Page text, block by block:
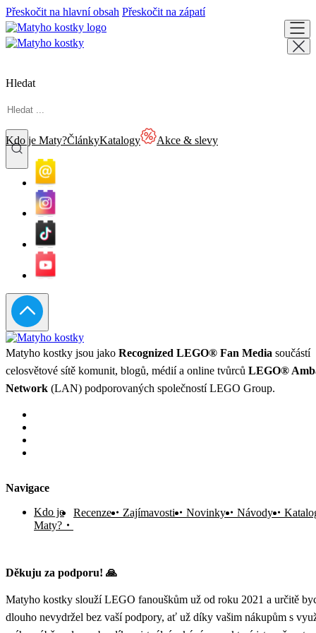
Přeskočit na hlavní obsah Přeskočit na zápatí
Hledat
Kdo je Maty?ČlánkyKatalogy Akce & slevy
Matyho kostky jsou jako Recognized LEGO® Fan Media součástí
celosvětové sítě komunit, blogů, médií a online tvůrců LEGO®
Network (LAN) podporovaných společností LEGO Group.
Navigace
Kdo je
Maty?
Recenze Zajímavosti Novinky Návody
Děkuju za podporu! 🙏
Matyho kostky slouží LEGO fanouškům už od roku 2021 a určitě
dlouho nevydržel bez vaší podpory, ať už díky vašim nákupům s